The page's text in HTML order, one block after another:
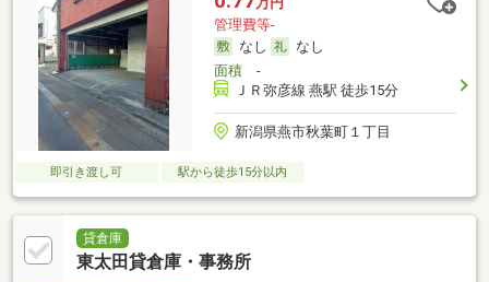
管理費等-
なし
なし
面積-
ＪＲ弥彦線 燕駅 徒歩15分
新潟県燕市秋葉町１丁目
即引き渡し可 駅から徒歩15分以内
貸倉庫
東太田貸倉庫・事務所